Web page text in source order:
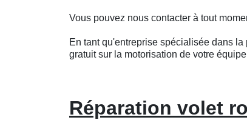
Vous pouvez nous contacter à tout
En tant qu'entreprise spécialisée dans
gratuit sur la motorisation de votre
Réparation volet